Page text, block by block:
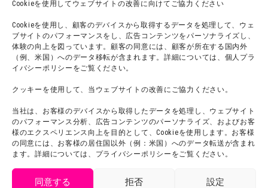
Cookieを使用してウェブサイトの改善に向けてご協力ください
Cookieを使用し、顧客のデバイスから取得するデータを処理して、ウェ
ブサイトのパフォーマンスをし、広告コンテンツをパーソナライズし、
体験の向上を図っています。顧客の同意には、顧客が所在する国内外
（例、米国）へのデータ移転が含まれます。詳細については、個人プラ
イバシーポリシーをご覧ください。
クッキーを使用して、当ウェブサイトの改善にご協力ください。
当社は、お客様のデバイスから取得したデータを処理し、ウェブサイト
のパフォーマンス分析、広告コンテンツのパーソナライズ、およびお客
様のエクスペリエンス向上を目的として、Cookieを使用します。お客様
の同意には、お客様の居住国以外（例：米国）へのデータ転送が含まれ
ます。詳細については、プライバシーポリシーをご覧ください。
同意する 拒否 設定
団体利用について
お問い合わせ
利用規約
プライバシーポリシー
プレスリリース
メディア掲載実績
会社概要
スタッフ募集